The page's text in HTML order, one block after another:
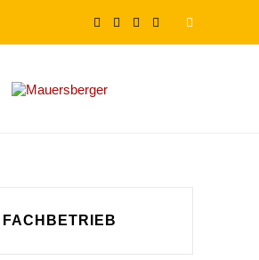
FACHBETRIEB